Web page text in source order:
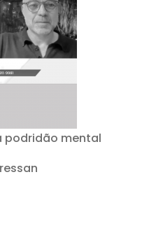
podridão mental